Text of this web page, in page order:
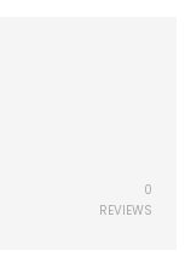
0
REVIEWS